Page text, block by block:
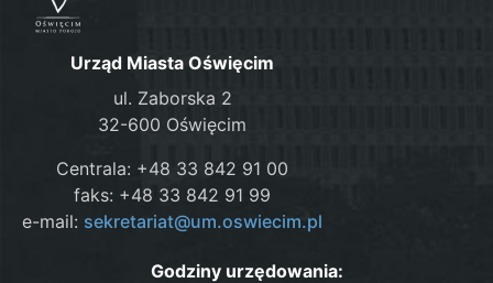
Urząd Miasta Oświęcim
ul. Zaborska 2
32-600 Oświęcim
Centrala: +48 33 842 91 00
faks: +48 33 842 91 99
e-mail: sekretariat@um.oswiecim.pl
Godziny urzędowania: